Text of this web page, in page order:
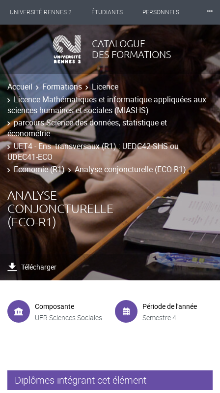
UNIVERSITÉ RENNES 2 ÉTUDIANTS PERSONNELS
INTERNATIONAL PROFESSIONNELS
LES NOUVELLES DE RENNES 2
⸱⸱⸱
CATALOGUE
DES FORMATIONS
Accueil Formations
Licence
Licence Mathématiques et informatique appliquées aux
sciences humaines et sociales (MIASHS)
parcours Science des données, statistique et
économétrie
UET4 - Ens. transversaux (R1) : UEDC42-SHS ou
UDEC41-ECO
Economie (R1)
Analyse conjoncturelle (ECO-R1)
ANALYSE
CONJONCTURELLE
(ECO-R1)
Télécharger
Composante
UFR Sciences Sociales
Période de l'année
Semestre 4
Diplômes intégrant cet élément